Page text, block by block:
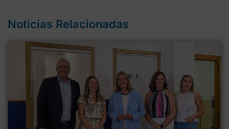
Noticias Relacionadas